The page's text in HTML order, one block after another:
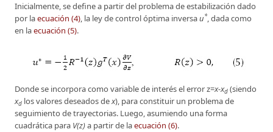
Inicialmente, se define a partir del problema de estabilización dado
por laecuación (4), la ley de control óptima inversau*, dada como
en laecuación (5).
Donde se incorpora como variable de interés el error z=x-xd (siendo
xd los valores deseados dex), para constituir un problema de
seguimiento de trayectorias. Luego, asumiendo una forma
cuadrática para V(z)a partir de laecuación (6).